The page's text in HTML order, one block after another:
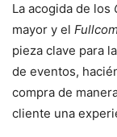
La acogida de los
mayor y el
pieza clave para
de eventos,
compra de
cliente una